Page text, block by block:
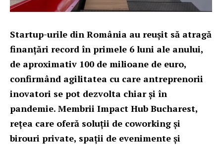
Startup-urile din România au reușit să atragă
finanțări record în primele 6 luni ale anului,
de aproximativ 100 de milioane de euro,
confirmând agilitatea cu care antreprenorii
inovatori se pot dezvolta chiar și în
pandemie. Membrii Impact Hub Bucharest,
rețea care oferă soluții de coworking și
birouri private, spații de evenimente și